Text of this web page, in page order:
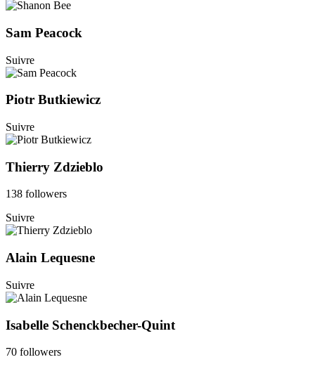
Sam Peacock
Suivre
Piotr Butkiewicz
Suivre
Thierry Zdzieblo
138 followers
Suivre
Alain Lequesne
Suivre
Isabelle Schenckbecher-Quint
70 followers